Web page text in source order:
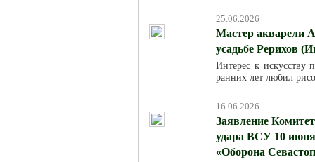
25.06.2026
Мастер акварели
усадьбе Рерихов
Интерес к искусству
ранних лет любил
16.06.2026
Заявление
удара ВСУ 10
«Оборона